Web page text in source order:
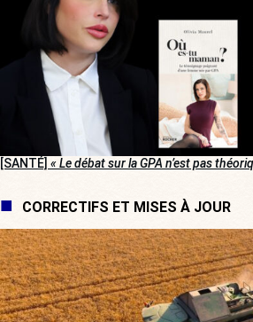
[SANTÉ] « Le débat sur la GPA n’est pas
CORRECTIFS ET MISES À JOUR